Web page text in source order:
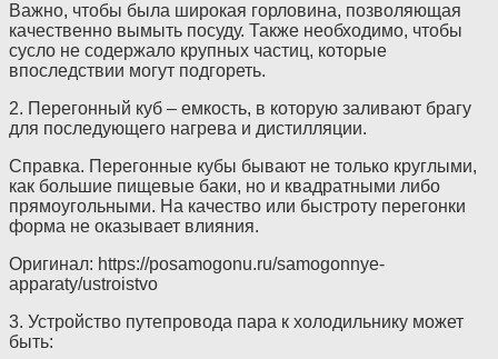
Важно, чтобы была широкая горловина, позволяющая
качественно вымыть посуду. Также необходимо, чтобы
сусло не содержало крупных частиц, которые
впоследствии могут подгореть.
2. Перегонный куб – емкость, в которую заливают брагу
для последующего нагрева и дистилляции.
Справка. Перегонные кубы бывают не только круглыми,
как большие пищевые баки, но и квадратными либо
прямоугольными. На качество или быстроту перегонки
форма не оказывает влияния.
Оригинал: https://posamogonu.ru/samogonnye-
apparaty/ustroistvo
3. Устройство путепровода пара к холодильнику может
быть: